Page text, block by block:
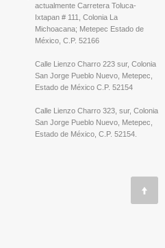
actualmente Carretera Toluca-
Ixtapan # 111, Colonia La
Michoacana; Metepec Estado de
México, C.P. 52166
Calle Lienzo Charro 223 sur, Colonia
San Jorge Pueblo Nuevo, Metepec,
Estado de México C.P. 52154
Calle Lienzo Charro 323, sur, Colonia
San Jorge Pueblo Nuevo, Metepec,
Estado de México, C.P. 52154.